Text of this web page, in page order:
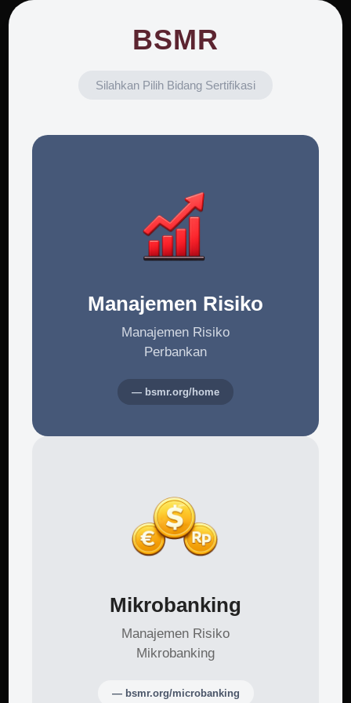
BSMR
Silahkan Pilih Bidang Sertifikasi
Manajemen Risiko
Manajemen Risiko
Perbankan
— bsmr.org/home
Mikrobanking
Manajemen Risiko
Mikrobanking
— bsmr.org/microbanking